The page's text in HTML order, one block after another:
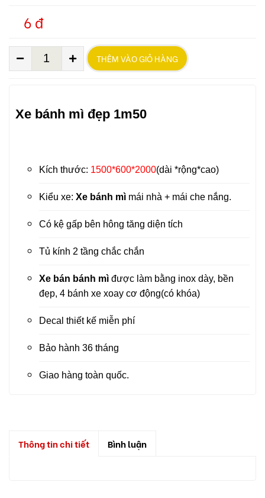
6 đ
THÊM VÀO GIỎ HÀNG
Xe bánh mì đẹp 1m50
Kích thước: 1500*600*2000(dài *rộng*cao)
Kiểu xe: Xe bánh mì mái nhà + mái che nắng.
Có kệ gấp bên hông tăng diện tích
Tủ kính 2 tầng chắc chắn
Xe bán bánh mì được làm bằng inox dày, bền
đẹp, 4 bánh xe xoay cơ động(có khóa)
Decal thiết kế miễn phí
Bảo hành 36 tháng
Giao hàng toàn quốc.
Thông tin chi tiết Bình luận